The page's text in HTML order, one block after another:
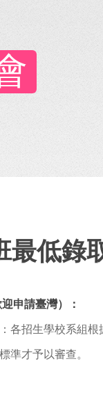
最低錄
申請臺灣）：
招生學校系組根
準才予以審查。